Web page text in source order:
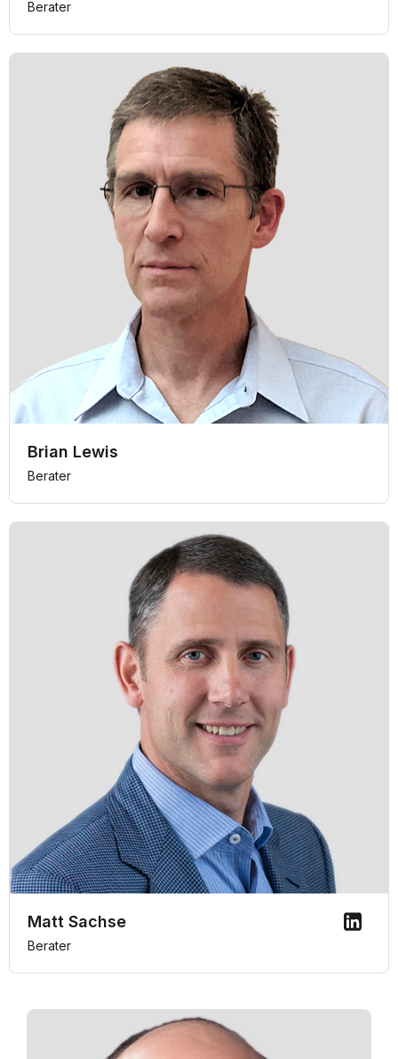
Berater
Brian Lewis
Berater
Matt Sachse
Berater